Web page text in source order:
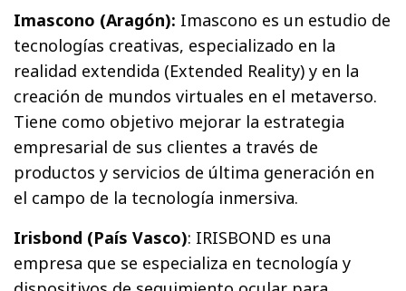
Imascono (Aragón): Imascono es un estudio de
tecnologías creativas, especializado en la
realidad extendida (Extended Reality) y en la
creación de mundos virtuales en el metaverso.
Tiene como objetivo mejorar la estrategia
empresarial de sus clientes a través de
productos y servicios de última generación en
el campo de la tecnología inmersiva.
Irisbond (País Vasco): IRISBOND es una
empresa que se especializa en tecnología y